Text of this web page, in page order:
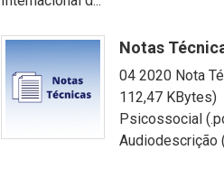
Notas
04 2020 Nota
112,47 KBytes)
Psicossocial
Audiodescrição